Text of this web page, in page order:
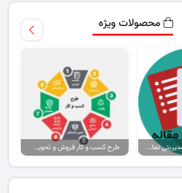
محصولات ویژه
پکیج نقد مقاله‌های مدیریتی تمام گرایش‌ها طرح کسب و کار فروش و تحویل پیتزا در ایران